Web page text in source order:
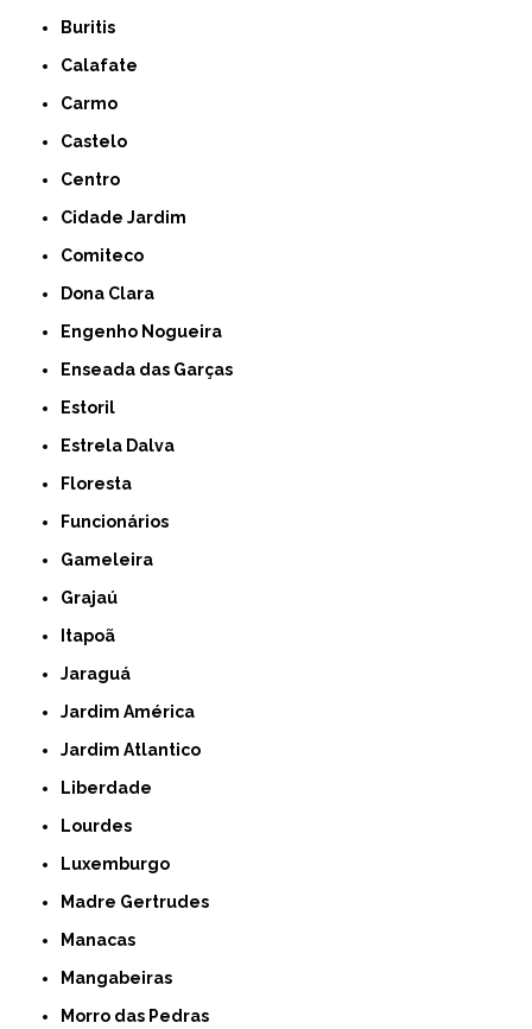
Buritis
Calafate
Carmo
Castelo
Centro
Cidade Jardim
Comiteco
Dona Clara
Engenho Nogueira
Enseada das Garças
Estoril
Estrela Dalva
Floresta
Funcionários
Gameleira
Grajaú
Itapoã
Jaraguá
Jardim América
Jardim Atlantico
Liberdade
Lourdes
Luxemburgo
Madre Gertrudes
Manacas
Mangabeiras
Morro das Pedras